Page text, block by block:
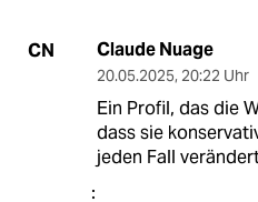
CN Claude Nuage
20.05.2025, 20:22 Uhr
Ein Profil, das die
dass sie
jeden Fall